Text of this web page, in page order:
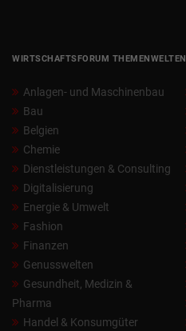
WIRTSCHAFTSFORUM THEMENWELTEN
Anlagen- und Maschinenbau
Bau
Belgien
Chemie
Dienstleistungen & Consulting
Digitalisierung
Energie & Umwelt
Fashion
Finanzen
Genusswelten
Gesundheit, Medizin &
Pharma
Handel & Konsumgüter